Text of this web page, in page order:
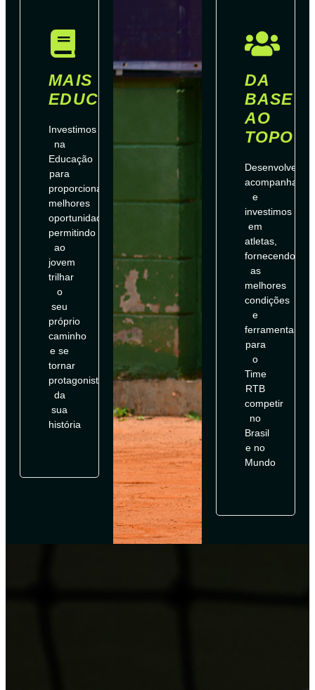
DA
BASE
AO
TOPO
e
investimos
em
atletas,
fornecendo
as
melhores
condições
e
ferramentas
para
o
Time
RTB
competir
no
Brasil
e no
Mundo
MAIS
EDUCAÇÃO
Investimos
na
Educação
para
proporcionar
melhores
oportunidades,
permitindo
ao
jovem
trilhar
o
seu
próprio
caminho
e se
tornar
protagonista
da
sua
história